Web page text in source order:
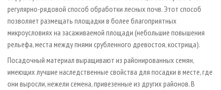
регулярно-рядовой способ обработки лесных почв. Этот способ
позволяет размещать площадки в более благоприятных
микроусловиях на засаживаемой площади (небольшие повышения
рельефа, места между пнями срубленного древостоя, кострища).
Посадочный материал выращивают из районированных семян,
имеющих лучшие наследственные свойства для посадки в месте, где
они выросли, нежели семена, привезенные из других районов. В